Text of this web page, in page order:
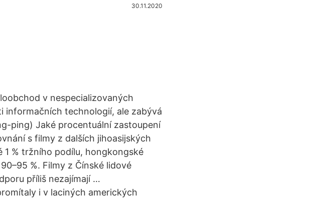
30.11.2020
v nespecializovaných
informačních technologií, ale zabývá
ping) Jaké procentuální zastoupení
s filmy z dalších jihoasijských
1 % tržního podílu, hongkongské
%. Filmy z Čínské lidové
příliš nezajímají …
i v laciných amerických